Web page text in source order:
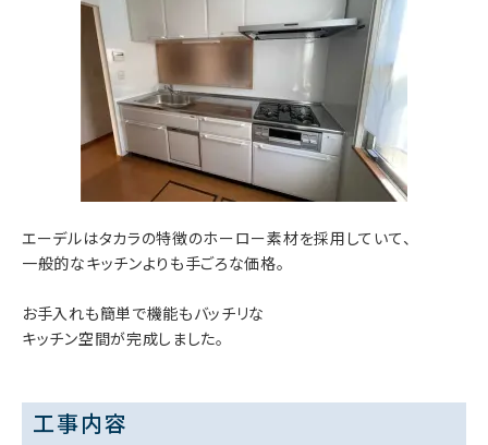
エーデルはタカラの特徴のホーロー素材を採用していて、
一般的なキッチンよりも手ごろな価格。
お手入れも簡単で機能もバッチリな
キッチン空間が完成しました。
工事内容